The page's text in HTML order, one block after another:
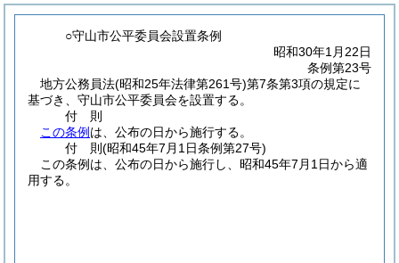
○守山市公平委員会設置条例
昭和30年1月22日
条例第23号
地方公務員法(昭和25年法律第261号)第7条第3項の規定に
基づき、守山市公平委員会を設置する。
付 則
この条例 は、公布の日から施行する。
付 則(昭和45年7月1日条例第27号)
この条例は、公布の日から施行し、昭和45年7月1日から適
用する。